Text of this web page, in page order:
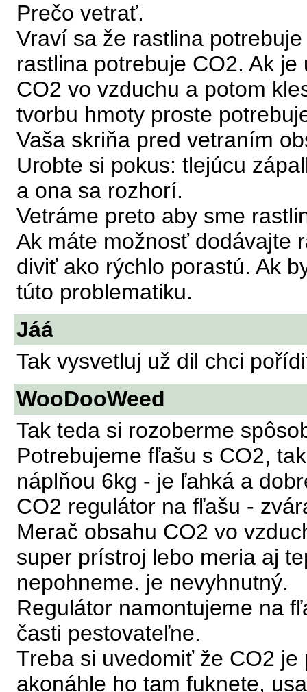
Prečo vetrať.
Vraví sa že rastlina
rastlina potrebuje CO2. Ak
CO2 vo vzduchu a potom
tvorbu hmoty proste
Vaša skriňa pred vetraním
Urobte si pokus: tlejúcu
a ona sa rozhorí.
Vetráme preto aby sme
Ak máte možnosť dodávajte
diviť ako rýchlo porastú. Ak
túto problematiku.
Jáá
Tak vysvetluj už dil chci
WooDooWeed
Tak teda si rozoberme
Potrebujeme fľašu s CO2,
náplňou 6kg - je ľahká a
CO2 regulátor na fľašu -
Merač obsahu CO2 vo
super prístroj lebo meria aj
nepohneme. je nevyhnutný.
Regulátor namontujeme na
časti pestovateľne.
Treba si uvedomiť že CO2
akonáhle ho tam fuknete,